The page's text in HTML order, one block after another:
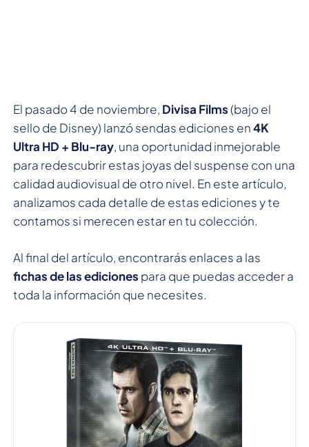
El pasado 4 de noviembre, Divisa Films(bajo el
sello de Disney) lanzó sendas ediciones en4K
Ultra HD + Blu-ray, una oportunidad inmejorable
para redescubrir estas joyas del suspense con una
calidad audiovisual de otro nivel. En este artículo,
analizamos cada detalle de estas ediciones y te
contamos si merecen estar en tu colección.
Al final del artículo, encontrarás enlaces a las
fichas de las ediciones para que puedas acceder a
toda la información que necesites.